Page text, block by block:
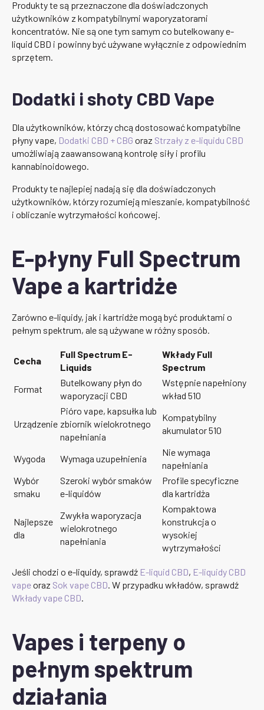
Produkty te są przeznaczone dla doświadczonych
użytkowników z kompatybilnymi waporyzatorami
koncentratów. Nie są one tym samym co butelkowany e-
liquid CBD i powinny być używane wyłącznie z odpowiednim
sprzętem.
Dodatki i shoty CBD Vape
Dla użytkowników, którzy chcą dostosować kompatybilne
płyny vape, Dodatki CBD + CBG oraz Strzały z e-liquidu CBD
umożliwiają zaawansowaną kontrolę siły i profilu
kannabinoidowego.
Produkty te najlepiej nadają się dla doświadczonych
użytkowników, którzy rozumieją mieszanie, kompatybilność
i obliczanie wytrzymałości końcowej.
E-płyny Full Spectrum
Vape a kartridże
Zarówno e-liquidy, jak i kartridże mogą być produktami o
pełnym spektrum, ale są używane w różny sposób.
Cecha
Full Spectrum E-
Liquids
Wkłady Full
Spectrum
Format
Butelkowany płyn do
waporyzacji CBD
Wstępnie napełniony
wkład 510
Urządzenie
Pióro vape, kapsułka lub
zbiornik wielokrotnego
napełniania
Kompatybilny
akumulator 510
Wygoda Wymaga uzupełnienia
Nie wymaga
napełniania
Wybór
smaku
Szeroki wybór smaków
e-liquidów
Profile specyficzne
dla kartridża
Najlepsze
dla
Zwykła waporyzacja
wielokrotnego
napełniania
Kompaktowa
konstrukcja o
wysokiej
wytrzymałości
Jeśli chodzi o e-liquidy, sprawdź E-liquid CBD, E-liquidy CBD
vapeoraz Sok vape CBD. W przypadku wkładów, sprawdź
Wkłady vape CBD.
Vapes i terpeny o
pełnym spektrum
działania